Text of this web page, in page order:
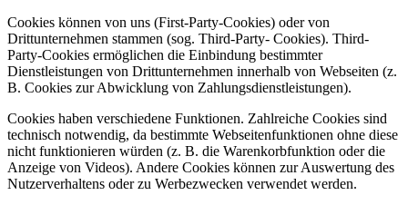
Cookies können von uns (First-Party-Cookies) oder von
Drittunternehmen stammen (sog. Third-Party- Cookies). Third-
Party-Cookies ermöglichen die Einbindung bestimmter
Dienstleistungen von Drittunternehmen innerhalb von Webseiten (z.
B. Cookies zur Abwicklung von Zahlungsdienstleistungen).
Cookies haben verschiedene Funktionen. Zahlreiche Cookies sind
technisch notwendig, da bestimmte Webseitenfunktionen ohne diese
nicht funktionieren würden (z. B. die Warenkorbfunktion oder die
Anzeige von Videos). Andere Cookies können zur Auswertung des
Nutzerverhaltens oder zu Werbezwecken verwendet werden.